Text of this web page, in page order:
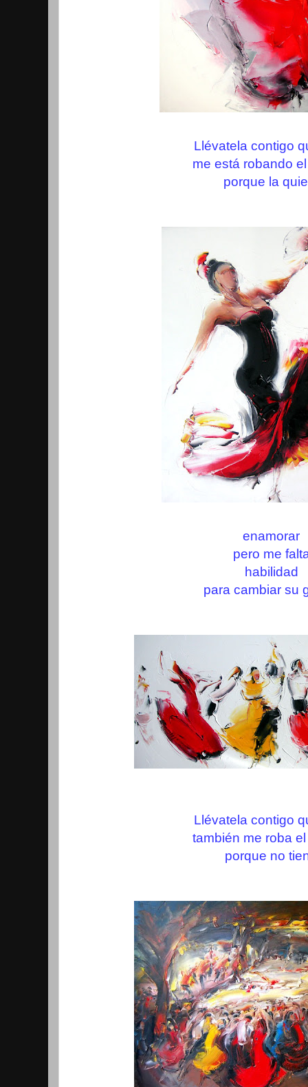
Llévatela contigo
me está robando
porque la
enamorar
pero me
habilidad
para cambiar su
Llévatela contigo
también me roba
porque no